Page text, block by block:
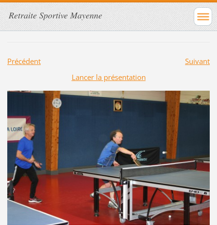
Retraite Sportive Mayenne
Précédent
Suivant
Lancer la présentation